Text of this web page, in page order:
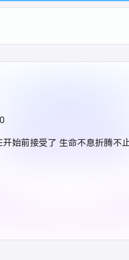
0
始前接受了 生命不息折腾不